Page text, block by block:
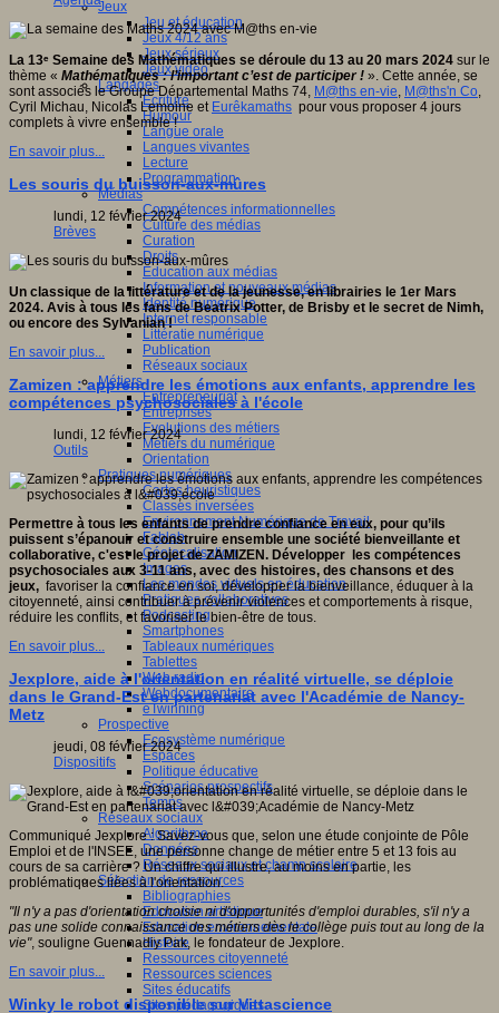
Jeux
Jeu et éducation
Jeux 4/12 ans
Jeux sérieux
Jeux vidéo
Langages
Ecriture
Humour
Langue orale
Langues vivantes
Lecture
Programmation
Médias
Compétences informationnelles
Culture des médias
Curation
Droits
Education aux médias
Information et nouveaux médias
Identité numérique
Internet responsable
Littératie numérique
Publication
Réseaux sociaux
Métiers
Entrepreneuriat
Entreprises
Evolutions des métiers
Métiers du numérique
Orientation
Pratiques numériques
Cartes heuristiques
Classes inversées
Environnement Numérique de Travail
Fablab
Géolocalisation
Images
Les mondes virtuels en éducation
Pratiques collaboratives
Podcasting
Smartphones
Tableaux numériques
Tablettes
Web radio
Webdocumentaire
eTwinning
Prospective
Ecosystème numérique
Espaces
Politique éducative
Scénarios prospectifs
Temps
Réseaux sociaux
Algorithme
Données
Réseaux sociaux et champ scolaire
Sélection de ressources
Bibliographies
Education artistique
Education environnementale
Histoire
Ressources citoyenneté
Ressources sciences
Sites éducatifs
Sites pédagogiques
La 13ᵉ Semaine des Mathématiques se déroule du 13 au 20 mars 2024 sur le
thème « Mathématiques : l’important c’est de participer ! ». Cette année, se
sont associés le Groupe Départemental Maths 74, M@ths en-vie, M@ths'n Co,
Cyril Michau, Nicolas Lemoine et Eurêkamaths pour vous proposer 4 jours
complets à vivre ensemble !
En savoir plus...
Les souris du buisson-aux-mûres
lundi, 12 février 2024
Brèves
Un classique de la littérature et de la jeunesse, en librairies le 1er Mars
2024. Avis à tous les fans de Beatrix Potter, de Brisby et le secret de Nimh,
ou encore des Sylvanian !
En savoir plus...
Zamizen : apprendre les émotions aux enfants, apprendre les
compétences psychosociales à l'école
lundi, 12 février 2024
Outils
Permettre à tous les enfants de prendre confiance en eux, pour qu’ils
puissent s’épanouir et construire ensemble une société bienveillante et
collaborative, c'est le projet de ZAMIZEN. Développer les compétences
psychosociales aux 3-11 ans, avec des histoires, des chansons et des
jeux, favoriser la confiance en soi, développer la bienveillance, éduquer à la
citoyenneté, ainsi contribuer à prévenir violences et comportements à risque,
réduire les conflits, et favoriser le bien-être de tous.
En savoir plus...
Jexplore, aide à l'orientation en réalité virtuelle, se déploie
dans le Grand-Est en partenariat avec l'Académie de Nancy-
Metz
jeudi, 08 février 2024
Dispositifs
Communiqué Jexplore : Savez-vous que, selon une étude conjointe de Pôle
Emploi et de l'INSEE, une personne change de métier entre 5 et 13 fois au
cours de sa carrière ? Un chiffre qui illustre, au moins en partie, les
problématiques liées à l'orientation.
"Il n'y a pas d'orientation choisie ni d'opportunités d'emploi durables, s'il n'y a
pas une solide connaissance des métiers dès le collège puis tout au long de la
vie", souligne Guennadiy Pak, le fondateur de Jexplore.
En savoir plus...
Winky le robot disponible sur Vittascience